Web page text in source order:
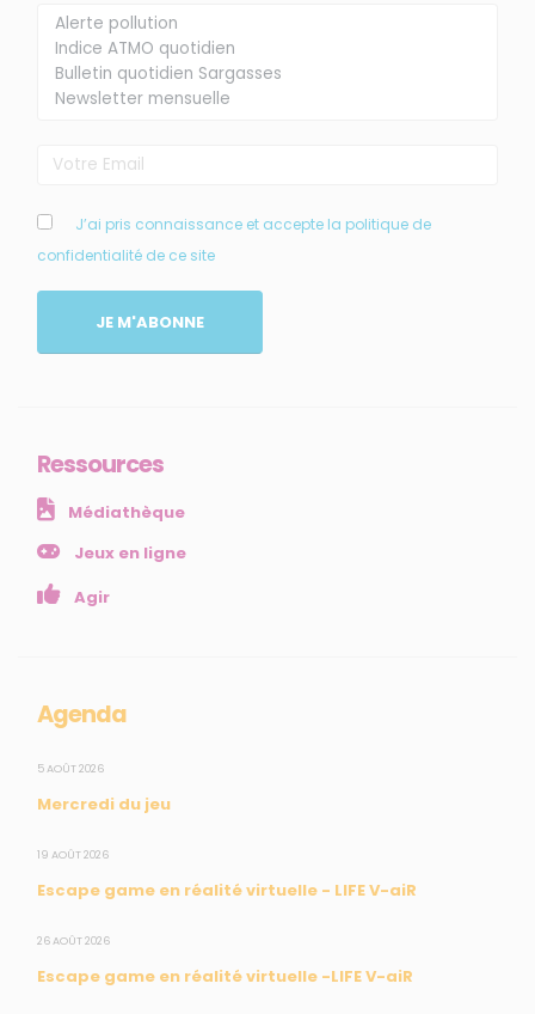
J’ai pris connaissance et accepte la politique de
confidentialité de ce site
JE M'ABONNE
Ressources
Médiathèque
Jeux en ligne
Agir
Agenda
5 AOÛT 2026
Mercredi du jeu
19 AOÛT 2026
Escape game en réalité virtuelle - LIFE V-aiR
26 AOÛT 2026
Escape game en réalité virtuelle -LIFE V-aiR
Membre de Agréé par
Comprendre
Ressources et publications
NOS SERVICES
Enseignants
Mesures du réseau Sargasses
Open Data
SUIVEZ-NOUS
CONTACT